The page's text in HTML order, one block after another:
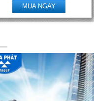
0966.506.288
MUA NGAY